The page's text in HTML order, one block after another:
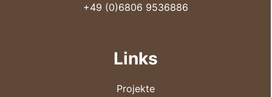
+49 (0)6806 9536886
Links
Projekte